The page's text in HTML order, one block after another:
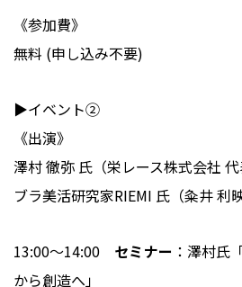
《参加費》
無料 (申し込み不要)
▶イベント②
《出演》
澤村 徹弥 氏（栄レース株式会社 代
ブラ美活研究家RIEMI 氏（粂井 利映
13:00～14:00 セミナー ：澤村氏
から創造へ」